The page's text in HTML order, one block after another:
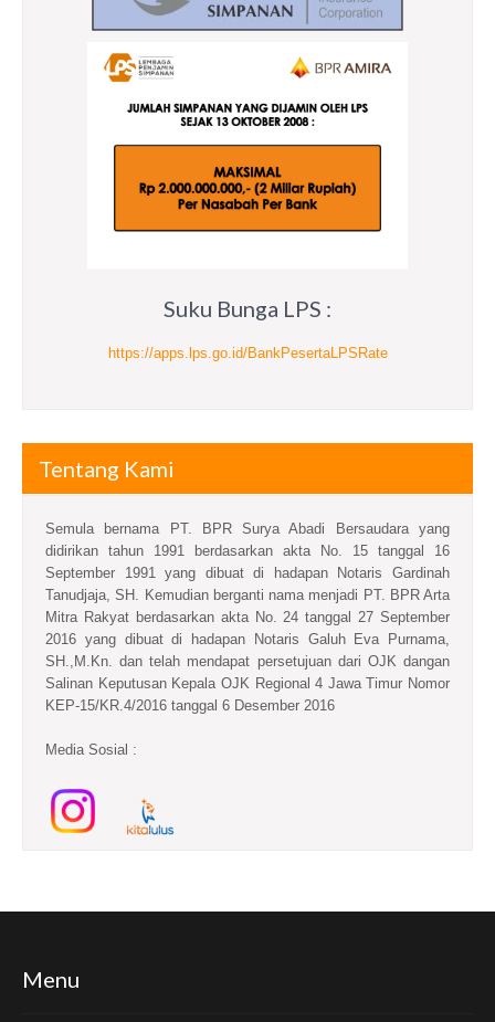
Suku Bunga LPS :
https://apps.lps.go.id/BankPesertaLPSRate
Tentang Kami
Semula bernama PT. BPR Surya Abadi Bersaudara yang
didirikan tahun 1991 berdasarkan akta No. 15 tanggal 16
September 1991 yang dibuat di hadapan Notaris Gardinah
Tanudjaja, SH. Kemudian berganti nama menjadi PT. BPR Arta
Mitra Rakyat berdasarkan akta No. 24 tanggal 27 September
2016 yang dibuat di hadapan Notaris Galuh Eva Purnama,
SH.,M.Kn. dan telah mendapat persetujuan dari OJK dangan
Salinan Keputusan Kepala OJK Regional 4 Jawa Timur Nomor
KEP-15/KR.4/2016 tanggal 6 Desember 2016
Media Sosial :
Menu